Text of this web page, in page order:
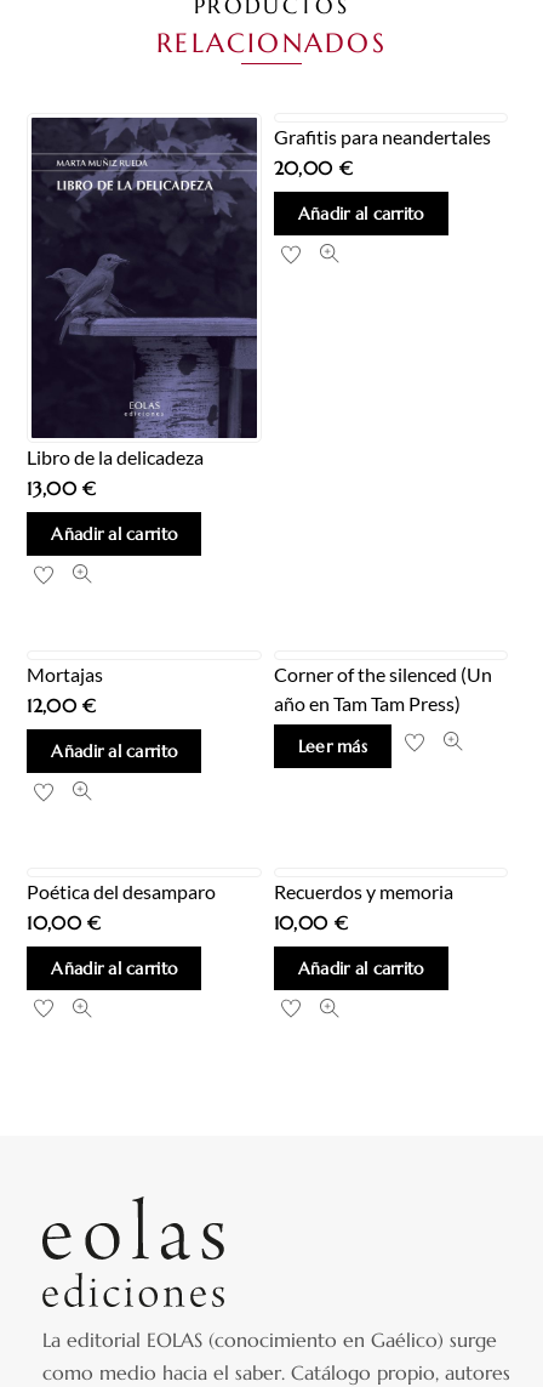
PRODUCTOS
RELACIONADOS
Libro de la delicadeza
13,00€
Añadir al carrito
Grafitis para neandertales
20,00 €
Añadir al carrito
Mortajas
12,00€
Añadir al carrito
Corner of the silenced (Un
año en Tam Tam Press)
Leer más
Poética del desamparo
10,00€
Añadir al carrito
Recuerdos y memoria
10,00 €
Añadir al carrito
La editorial EOLAS (conocimiento en Gaélico) surge
como medio hacia el saber.Catálogo propio, autores